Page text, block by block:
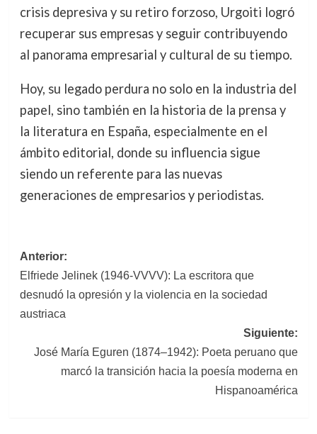
crisis depresiva y su retiro forzoso, Urgoiti logró
recuperar sus empresas y seguir contribuyendo
al panorama empresarial y cultural de su tiempo.
Hoy, su legado perdura no solo en la industria del
papel, sino también en la historia de la prensa y
la literatura en España, especialmente en el
ámbito editorial, donde su influencia sigue
siendo un referente para las nuevas
generaciones de empresarios y periodistas.
Navegación
de
entradas
Anterior:
Elfriede Jelinek (1946-VVVV): La escritora que
desnudó la opresión y la violencia en la sociedad
austriaca
Siguiente:
José María Eguren (1874–1942): Poeta peruano que
marcó la transición hacia la poesía moderna en
Hispanoamérica